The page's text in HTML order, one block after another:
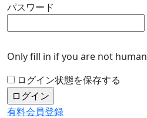
パスワード
Only fill in if you are not human
ログイン状態を保存する
有料会員登録